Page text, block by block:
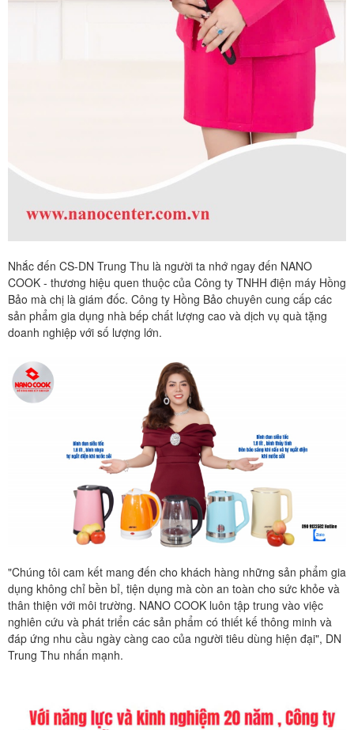
Nhắc đến CS-DN Trung Thu là người ta nhớ ngay đến NANO
COOK - thương hiệu quen thuộc của Công ty TNHH điện máy Hồng
Bảo mà chị là giám đốc. Công ty Hồng Bảo chuyên cung cấp các
sản phẩm gia dụng nhà bếp chất lượng cao và dịch vụ quà tặng
doanh nghiệp với số lượng lớn.
"Chúng tôi cam kết mang đến cho khách hàng những sản phẩm gia
dụng không chỉ bền bỉ, tiện dụng mà còn an toàn cho sức khỏe và
thân thiện với môi trường. NANO COOK luôn tập trung vào việc
nghiên cứu và phát triển các sản phẩm có thiết kế thông minh và
đáp ứng nhu cầu ngày càng cao của người tiêu dùng hiện đại", DN
Trung Thu nhấn mạnh.